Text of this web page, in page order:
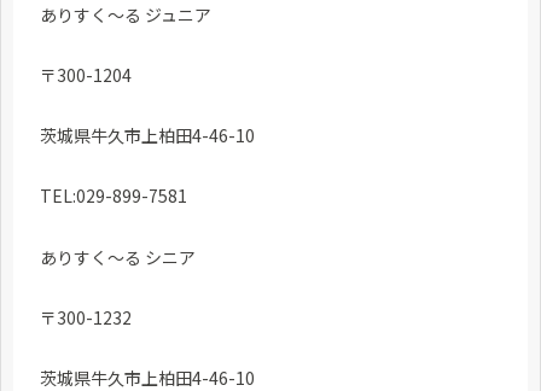
ありすく～る ジュニア
〒300-1204
茨城県牛久市上柏田4-46-10
TEL:029-899-7581
ありすく～る シニア
〒300-1232
茨城県牛久市上柏田4-46-10